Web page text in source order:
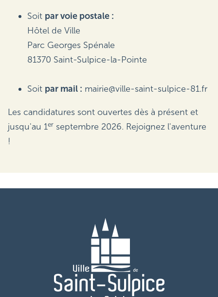
Soit par voie postale :
Hôtel de Ville
Parc Georges Spénale
81370 Saint-Sulpice-la-Pointe
Soit par mail : mairie@ville-saint-sulpice-81.fr
Les candidatures sont ouvertes dès à présent et
jusqu'au 1er septembre 2026. Rejoignez l'aventure
!